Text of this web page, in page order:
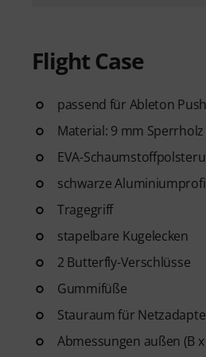
Flight Case
passend für Ableton
Material: 9 mm Sperrholz
EVA-
schwarze
Tragegriff
stapelbare Kugelecken
2 Butterfly-Verschlüsse
Gummifüße
Stauraum für
Abmessungen außen (B